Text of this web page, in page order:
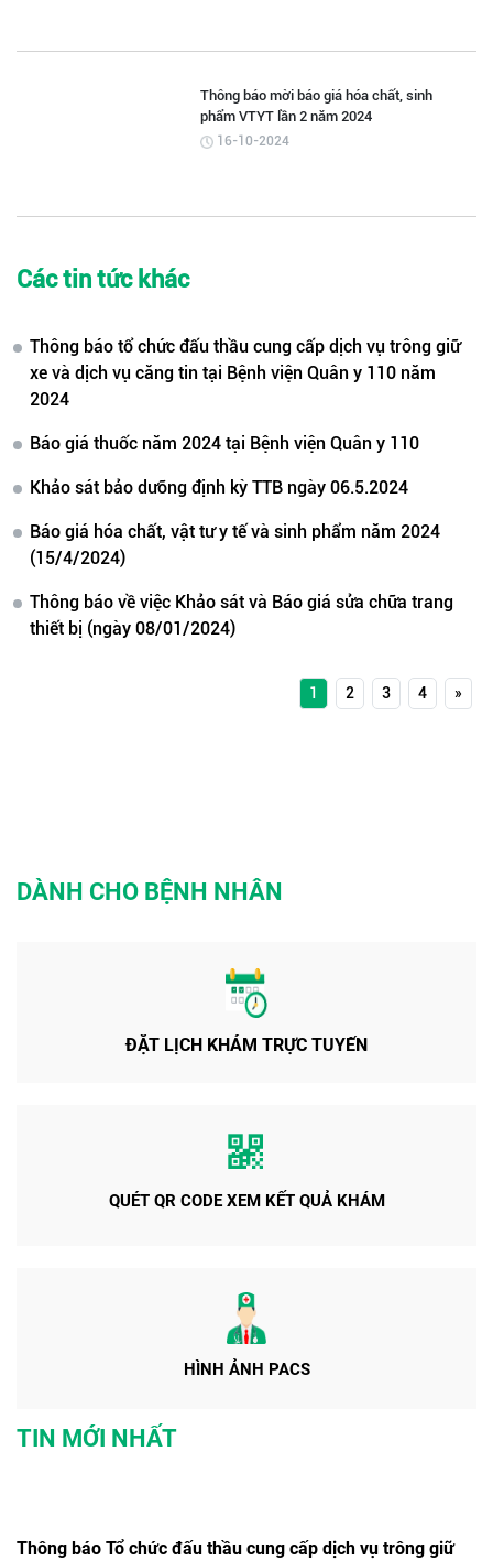
Thông báo mời báo giá hóa chất, sinh
phẩm VTYT lần 2 năm 2024
16-10-2024
Các tin tức khác
Thông báo tổ chức đấu thầu cung cấp dịch vụ trông giữ
xe và dịch vụ căng tin tại Bệnh viện Quân y 110 năm
2024
Báo giá thuốc năm 2024 tại Bệnh viện Quân y 110
Khảo sát bảo dưỡng định kỳ TTB ngày 06.5.2024
Báo giá hóa chất, vật tư y tế và sinh phẩm năm 2024
(15/4/2024)
Thông báo về việc Khảo sát và Báo giá sửa chữa trang
thiết bị (ngày 08/01/2024)
1 2 3 4 »
DÀNH CHO BỆNH NHÂN
ĐẶT LỊCH KHÁM TRỰC TUYẾN
QUÉT QR CODE XEM KẾT QUẢ KHÁM
HÌNH ẢNH PACS
TIN MỚI NHẤT
Thông báo Tổ chức đấu thầu cung cấp dịch vụ trông giữ